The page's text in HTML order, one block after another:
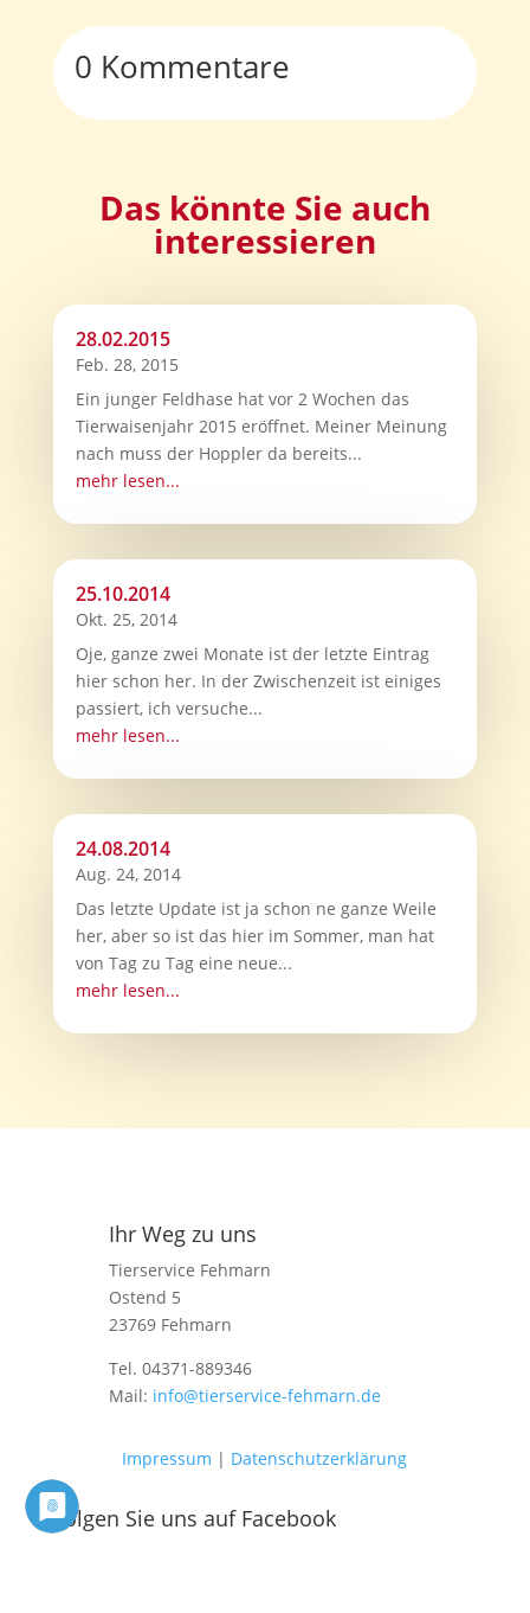
0 Kommentare
Das könnte Sie auch
interessieren
28.02.2015
Feb. 28, 2015
Ein junger Feldhase hat vor 2 Wochen das
Tierwaisenjahr 2015 eröffnet. Meiner Meinung
nach muss der Hoppler da bereits...
mehr lesen...
25.10.2014
Okt. 25, 2014
Oje, ganze zwei Monate ist der letzte Eintrag
hier schon her. In der Zwischenzeit ist einiges
passiert, ich versuche...
mehr lesen...
24.08.2014
Aug. 24, 2014
Das letzte Update ist ja schon ne ganze Weile
her, aber so ist das hier im Sommer, man hat
von Tag zu Tag eine neue...
mehr lesen...
Ihr Weg zu uns
Tierservice Fehmarn
Ostend 5
23769 Fehmarn
Tel. 04371-889346
Mail: info@tierservice-fehmarn.de
Impressum | Datenschutzerklärung
Folgen Sie uns auf Facebook